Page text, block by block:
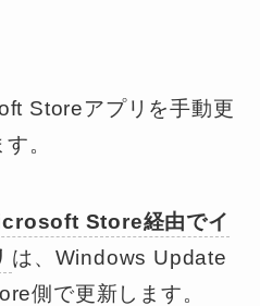
Storeアプリを手動更
。
Store経由でイ
は、Windows Update
側で更新します。